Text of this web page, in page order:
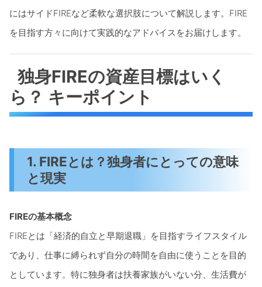
にはサイドFIREなど柔軟な選択肢について解説します。FIRE
を目指す方々に向けて実践的なアドバイスをお届けします。
独身FIREの資産目標はいく
ら？ キーポイント
1. FIREとは？独身者にとっての意味
と現実
FIREの基本概念
FIREとは「経済的自立と早期退職」を目指すライフスタイル
であり、仕事に縛られず自分の時間を自由に使うことを目的
としています。特に独身者は扶養家族がいない分、生活費が